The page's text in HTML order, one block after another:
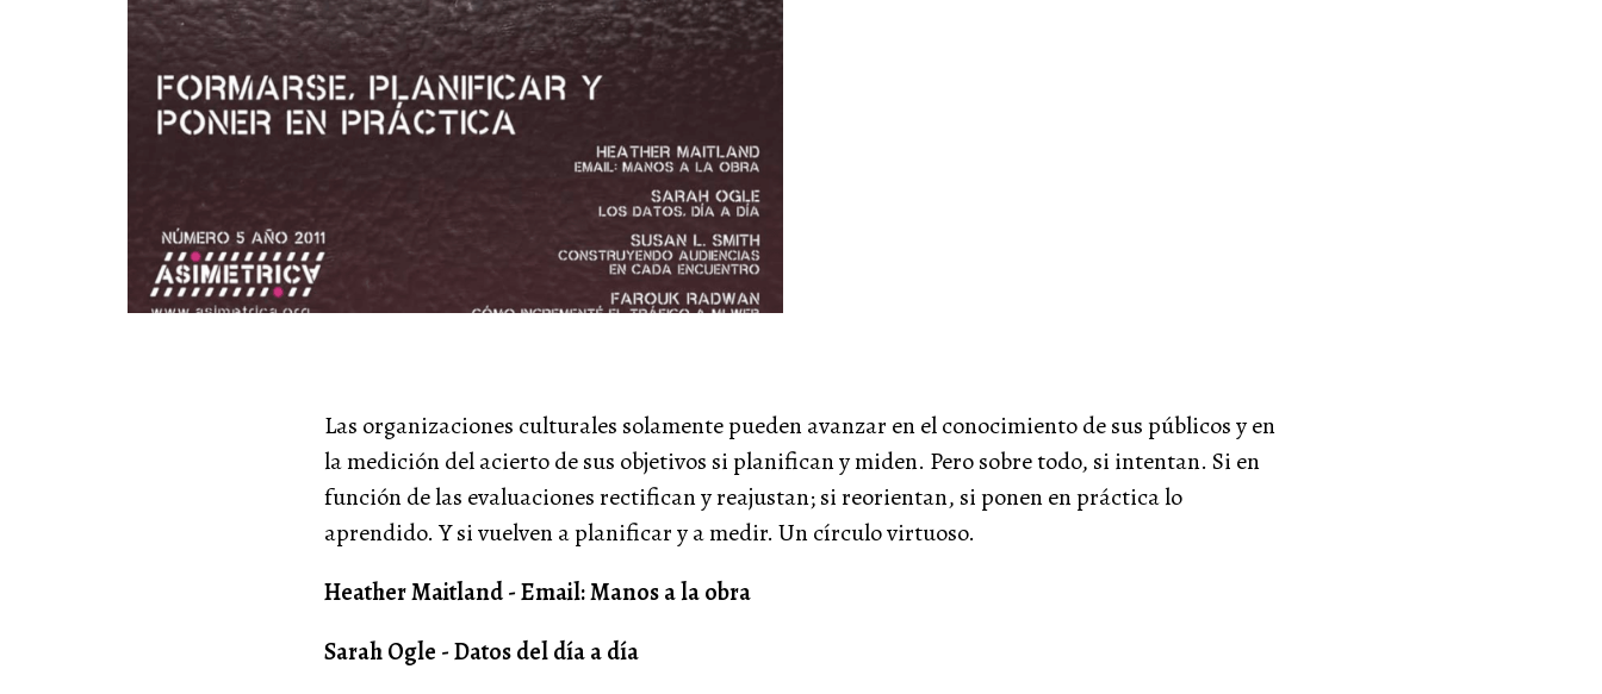
Las organizaciones culturales solamente pueden avanzar en el conocimiento de sus públicos y en
la medición del acierto de sus objetivos si planifican y miden. Pero sobre todo, si intentan. Si en
función de las evaluaciones rectifican y reajustan; si reorientan, si ponen en práctica lo
aprendido. Y si vuelven a planificar y a medir. Un círculo virtuoso.
Heather Maitland - Email: Manos a la obra
Sarah Ogle - Datos del día a día